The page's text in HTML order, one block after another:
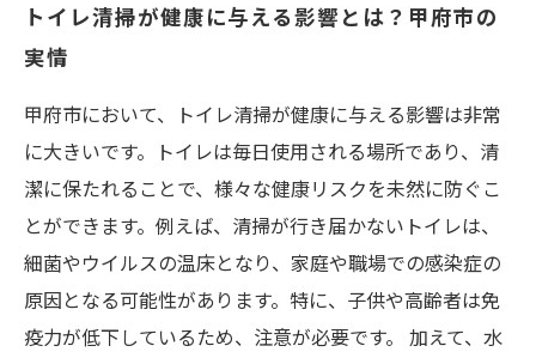
トイレ清掃が健康に与える影響とは？甲府市の
実情
甲府市において、トイレ清掃が健康に与える影響は非常
に大きいです。トイレは毎日使用される場所であり、清
潔に保たれることで、様々な健康リスクを未然に防ぐこ
とができます。例えば、清掃が行き届かないトイレは、
細菌やウイルスの温床となり、家庭や職場での感染症の
原因となる可能性があります。特に、子供や高齢者は免
疫力が低下しているため、注意が必要です。 加えて、水